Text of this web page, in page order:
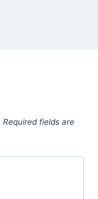
Required fields are